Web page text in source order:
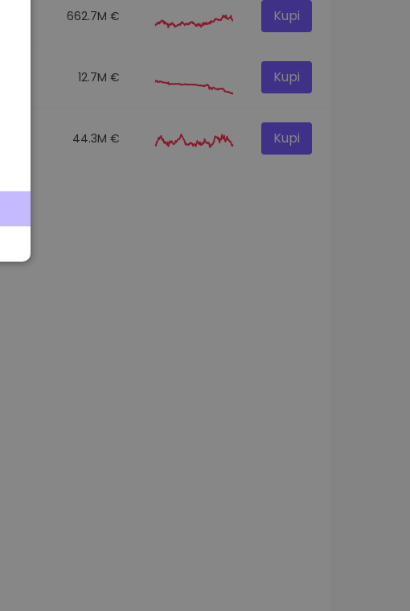
662.7M € Kupi
12.7M € Kupi
44.3M € Kupi